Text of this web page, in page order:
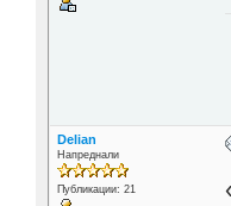
Delian
Напреднали
Публикации: 21